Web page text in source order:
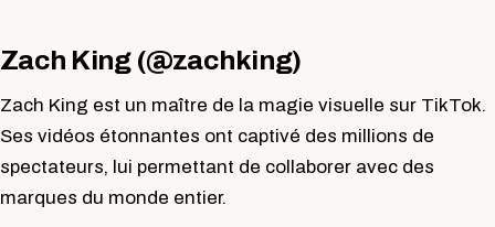
Zach King (@zachking)
Zach King est un maître de la magie visuelle sur TikTok.
Ses vidéos étonnantes ont captivé des millions de
spectateurs, lui permettant de collaborer avec des
marques du monde entier.